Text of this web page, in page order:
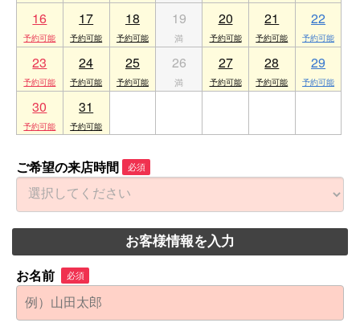
16 17 18 19 20 21 22
23 24 25 26 27 28 29
30 31
ご希望の来店時間 必須
お客様情報を入力
お名前 必須